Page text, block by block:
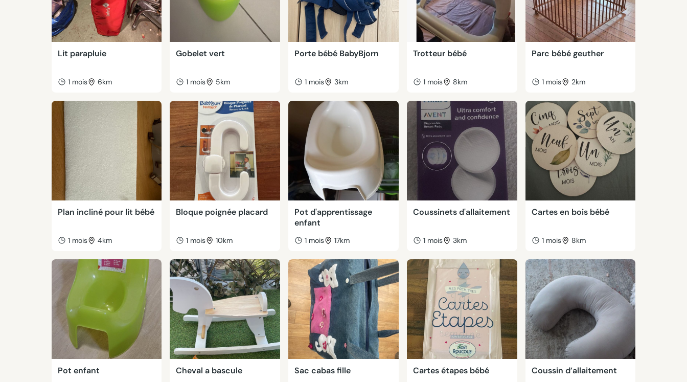
Lit parapluie
1 mois 6km
Gobelet vert
1 mois 5km
Porte bébé BabyBjorn
1 mois 3km
Trotteur bébé
1 mois 8km
Parc bébé geuther
1 mois 2km
Plan incliné pour lit bébé
1 mois 4km
Bloque poignée placard
1 mois 10km
Pot d'apprentissage
enfant
1 mois 17km
Coussinets d'allaitement
1 mois 3km
Cartes en bois bébé
1 mois 8km
Pot enfant Cheval a bascule Sac cabas fille Cartes étapes bébé Coussin d’allaitement